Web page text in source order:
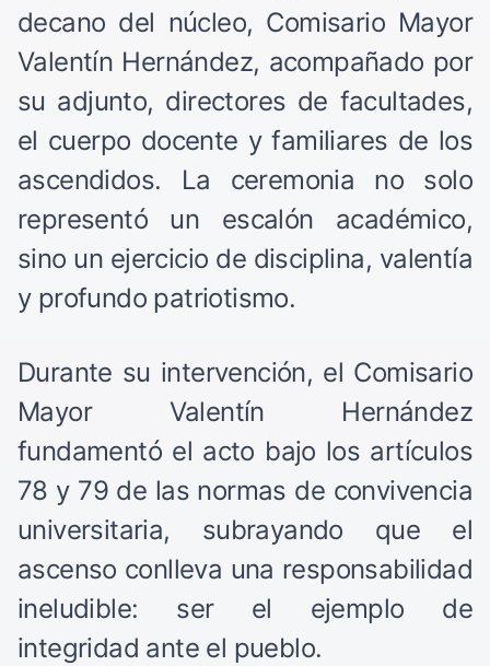
decano del núcleo, Comisario Mayor
Valentín Hernández, acompañado por
su adjunto, directores de facultades,
el cuerpo docente y familiares de los
ascendidos. La ceremonia no solo
representó un escalón académico,
sino un ejercicio de disciplina, valentía
y profundo patriotismo.
Durante su intervención, el Comisario
Mayor Valentín Hernández
fundamentó el acto bajo los artículos
78 y 79 de las normas de convivencia
universitaria, subrayando que el
ascenso conlleva una responsabilidad
ineludible: ser el ejemplo de
integridad ante el pueblo.